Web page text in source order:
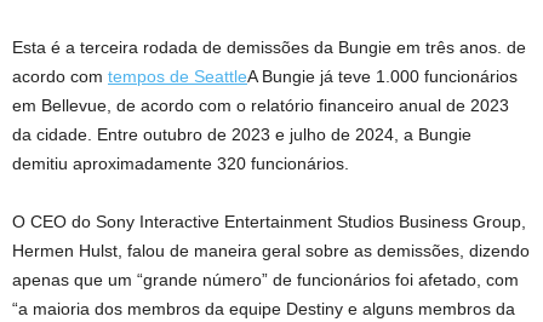
Esta é a terceira rodada de demissões da Bungie em três anos. de
acordo com tempos de SeattleA Bungie já teve 1.000 funcionários
em Bellevue, de acordo com o relatório financeiro anual de 2023
da cidade. Entre outubro de 2023 e julho de 2024, a Bungie
demitiu aproximadamente 320 funcionários.
O CEO do Sony Interactive Entertainment Studios Business Group,
Hermen Hulst, falou de maneira geral sobre as demissões, dizendo
apenas que um “grande número” de funcionários foi afetado, com
“a maioria dos membros da equipe Destiny e alguns membros da